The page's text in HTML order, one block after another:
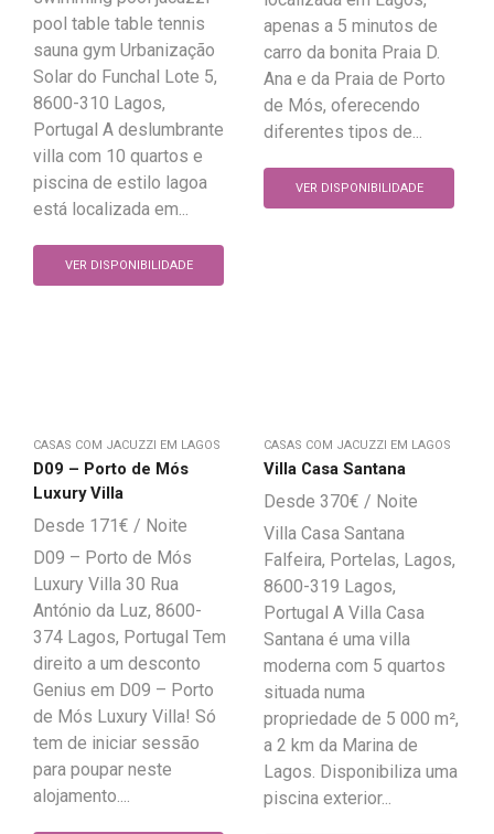
pool table table tennis
sauna gym Urbanização
Solar do Funchal Lote 5,
8600-310 Lagos,
Portugal A deslumbrante
villa com 10 quartos e
piscina de estilo lagoa
está localizada em...
VER DISPONIBILIDADE
apenas a 5 minutos de
carro da bonita Praia D.
Ana e da Praia de Porto
de Mós, oferecendo
diferentes tipos de...
VER DISPONIBILIDADE
CASAS COM JACUZZI EM LAGOS
D09 – Porto de Mós
Luxury Villa
171€
D09 – Porto de Mós
Luxury Villa 30 Rua
António da Luz, 8600-
374 Lagos, Portugal Tem
direito a um desconto
Genius em D09 – Porto
de Mós Luxury Villa! Só
tem de iniciar sessão
para poupar neste
alojamento....
CASAS COM JACUZZI EM LAGOS
Villa Casa Santana
370€
Villa Casa Santana
Falfeira, Portelas, Lagos,
8600-319 Lagos,
Portugal A Villa Casa
Santana é uma villa
moderna com 5 quartos
situada numa
propriedade de 5 000 m²,
a 2 km da Marina de
Lagos. Disponibiliza uma
piscina exterior...